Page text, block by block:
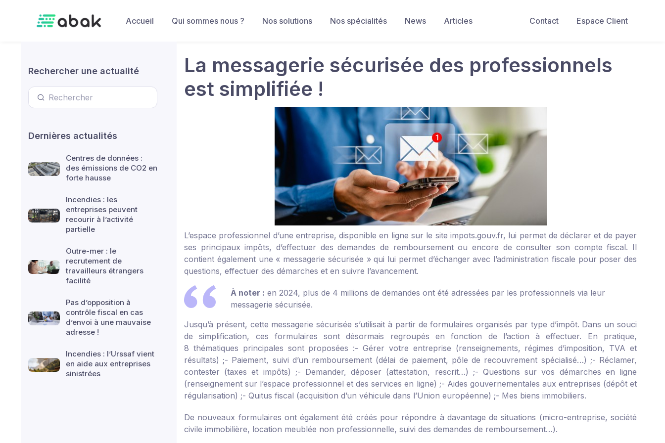
Contact
Espace Client
Accueil Qui sommes nous ? Nos solutions Nos spécialités News Articles
Rechercher une actualité
Dernières actualités
Centres de données :
des émissions de CO2 en
forte hausse
Incendies : les
entreprises peuvent
recourir à l’activité
partielle
Outre-mer : le
recrutement de
travailleurs étrangers
facilité
Pas d’opposition à
contrôle fiscal en cas
d’envoi à une mauvaise
adresse !
Incendies : l’Urssaf vient
en aide aux entreprises
sinistrées
La messagerie sécurisée des professionnels
est simplifiée !
L’espace professionnel d’une entreprise, disponible en ligne sur le site impots.gouv.fr, lui permet de déclarer et de payer
ses principaux impôts, d’effectuer des demandes de remboursement ou encore de consulter son compte fiscal. Il
contient également une « messagerie sécurisée » qui lui permet d’échanger avec l’administration fiscale pour poser des
questions, effectuer des démarches et en suivre l’avancement.
À noter : en 2024, plus de 4 millions de demandes ont été adressées par les professionnels via leur
messagerie sécurisée.
Jusqu’à présent, cette messagerie sécurisée s’utilisait à partir de formulaires organisés par type d’impôt. Dans un souci
de simplification, ces formulaires sont désormais regroupés en fonction de l’action à effectuer. En pratique,
8 thématiques principales sont proposées :- Gérer votre entreprise (renseignements, régimes d’imposition, TVA et
résultats) ;- Paiement, suivi d’un remboursement (délai de paiement, pôle de recouvrement spécialisé…) ;- Réclamer,
contester (taxes et impôts) ;- Demander, déposer (attestation, rescrit…) ;- Questions sur vos démarches en ligne
(renseignement sur l’espace professionnel et des services en ligne) ;- Aides gouvernementales aux entreprises (dépôt et
régularisation) ;- Quitus fiscal (acquisition d’un véhicule dans l’Union européenne) ;- Mes biens immobiliers.
De nouveaux formulaires ont également été créés pour répondre à davantage de situations (micro-entreprise, société
civile immobilière, location meublée non professionnelle, suivi des demandes de remboursement…).